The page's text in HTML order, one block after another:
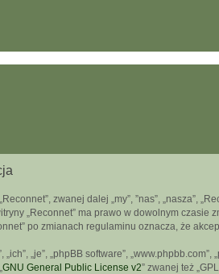
zwanej dalej „my”, ”nas”, „nasza”,
„Reconnet” ma prawo w dowolnym
po zmianach regulaminu oznacza, że
„ich”, „je”, „phpBB software”,
GNU General Public License v2” zwanej też